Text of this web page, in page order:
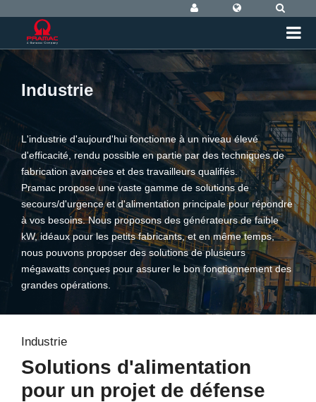
Industrie
L'industrie d'aujourd'hui fonctionne à un niveau élevé
d'efficacité, rendu possible en partie par des techniques de
fabrication avancées et des travailleurs qualifiés.
Pramac propose une vaste gamme de solutions de
secours/d'urgence et d'alimentation principale pour répondre
à vos besoins. Nous proposons des générateurs de faible
kW, idéaux pour les petits fabricants, et en même temps,
nous pouvons proposer des solutions de plusieurs
mégawatts conçues pour assurer le bon fonctionnement des
grandes opérations.
Industrie
Solutions d'alimentation
pour un projet de défense